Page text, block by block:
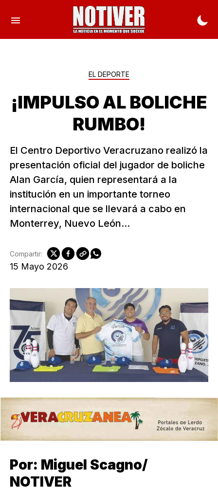
EL DEPORTE
¡IMPULSO AL BOLICHE
RUMBO!
El Centro Deportivo Veracruzano realizó la
presentación oficial del jugador de boliche
Alan García, quien representará a la
institución en un importante torneo
internacional que se llevará a cabo en
Monterrey, Nuevo León...
15 Mayo 2026
Compartir:
Por: Miguel Scagno/
NOTIVER